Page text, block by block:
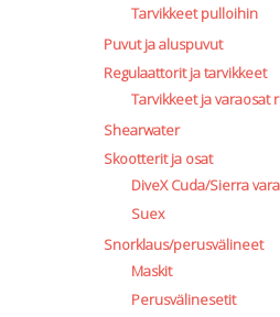
Tarvikkeet pulloihin
Puvut ja aluspuvut
Regulaattorit ja tarvikkeet
Tarvikkeet ja varaosat
Shearwater
Skootterit ja osat
DiveX Cuda/Sierra
Suex
Snorklaus/perusvälineet
Maskit
Perusvälinesetit